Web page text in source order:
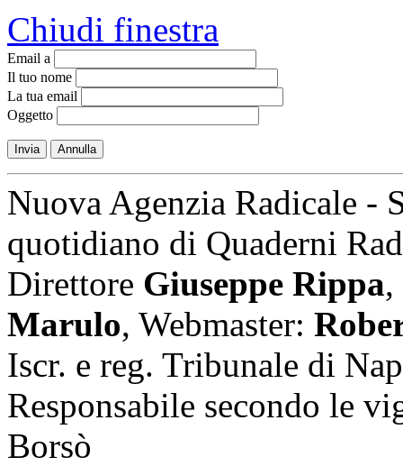
Chiudi finestra
Email a
Il tuo nome
La tua email
Oggetto
Invia Annulla
Nuova Agenzia Radicale -
quotidiano di Quaderni
Direttore Giuseppe Rippa,
Marulo, Webmaster:
Iscr. e reg. Tribunale di
Responsabile secondo le
Borsò